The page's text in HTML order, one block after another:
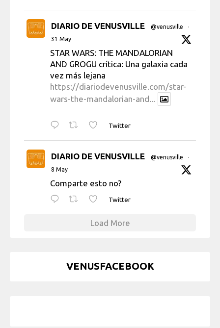
DIARIO DE VENUSVILLE @venusville
·
31 May
STAR WARS: THE MANDALORIAN
AND GROGU crítica: Una galaxia cada
vez más lejana
https://diariodevenusville.com/star-
wars-the-mandalorian-and...
Twitter
DIARIO DE VENUSVILLE @venusville
·
8 May
Comparte esto no?
Twitter
Load More
VENUSFACEBOOK